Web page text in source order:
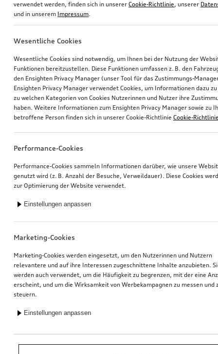
*Unverbindliche Preisempfehlung der Importeurin AMAG Import AG. Inkl.
gesetzlicher MwSt. Preise beim Audi Partner können abweichen; weitere
verwendet werden, finden sich in unserer Cookie-Richtlinie, unserer
und in unserem Impressum.
Wesentliche Cookies
Wesentliche Cookies sind notwendig, um Ihnen bei der Nutzung der
Funktionen bereitzustellen. Diese Funktionen umfassen z. B. den
den Ensighten Privacy Manager (unser Tool für das Zustimmungs-
Ensighten Privacy Manager verwendet Cookies, um Informationen dazu
zu welchen Kategorien von Cookies Nutzerinnen und Nutzer ihre
haben. Weitere Informationen zum Ensighten Privacy Manager sowie zu
betroffene Person finden sich in unserer Cookie-Richtlinie Cookie-
Performance-Cookies
Performance-Cookies sammeln Informationen darüber, wie unsere
genutzt wird (z. B. Anzahl der Besuche, Verweildauer). Diese Cookies
zur Optimierung der Website verwendet.
Einstellungen anpassen
Marketing-Cookies
Marketing-Cookies werden eingesetzt, um den Nutzerinnen und Nutzern
relevantere und auf ihre Interessen zugeschnittene Inhalte anzubieten.
werden auch verwendet, um die Häufigkeit zu begrenzen, mit der eine
erscheint, und um die Wirksamkeit von Werbekampagnen zu messen und
steuern.
Einstellungen anpassen